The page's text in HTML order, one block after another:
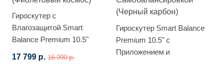
Гироскутер с
Влагозащитой Smart
Balance Premium 10.5"
17 799 р. 16 990 р.
Гироскутер Smart Balance
Premium 10.5" с
Приложением и